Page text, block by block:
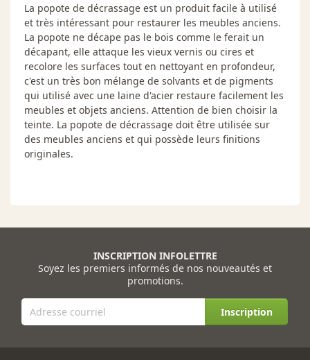
La popote de décrassage est un produit facile à utilisé
et très intéressant pour restaurer les meubles anciens.
La popote ne décape pas le bois comme le ferait un
décapant, elle attaque les vieux vernis ou cires et
recolore les surfaces tout en nettoyant en profondeur,
c'est un très bon mélange de solvants et de pigments
qui utilisé avec une laine d'acier restaure facilement les
meubles et objets anciens. Attention de bien choisir la
teinte. La popote de décrassage doit être utilisée sur
des meubles anciens et qui possède leurs finitions
originales.
INSCRIPTION INFOLETTRE
Soyez les premiers informés de nos nouveautés et
promotions.
Inscription